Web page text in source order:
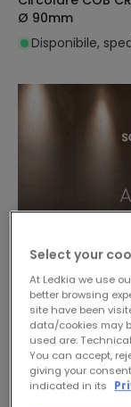
Ø 90mm
Disponibile,
Select your
At Ledkia we use
better browsing
site have been
data/cookies may
used are:
You can accept,
giving your
indicated in its